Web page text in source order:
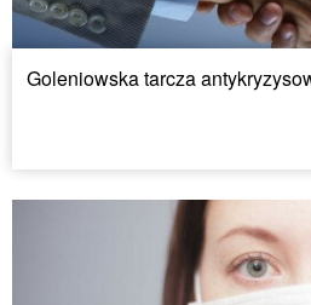
Goleniowska tarcza